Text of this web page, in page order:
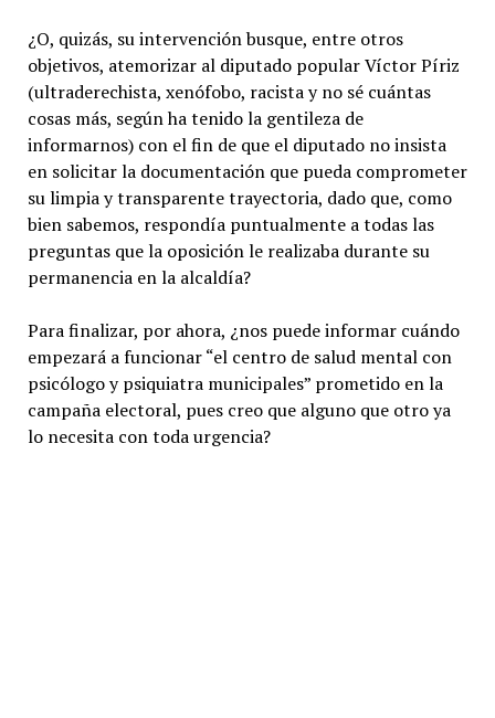
¿O, quizás, su intervención busque, entre otros
objetivos, atemorizar al diputado popular Víctor Píriz
(ultraderechista, xenófobo, racista y no sé cuántas
cosas más, según ha tenido la gentileza de
informarnos) con el fin de que el diputado no insista
en solicitar la documentación que pueda comprometer
su limpia y transparente trayectoria, dado que, como
bien sabemos, respondía puntualmente a todas las
preguntas que la oposición le realizaba durante su
permanencia en la alcaldía?
Para finalizar, por ahora, ¿nos puede informar cuándo
empezará a funcionar “el centro de salud mental con
psicólogo y psiquiatra municipales” prometido en la
campaña electoral, pues creo que alguno que otro ya
lo necesita con toda urgencia?